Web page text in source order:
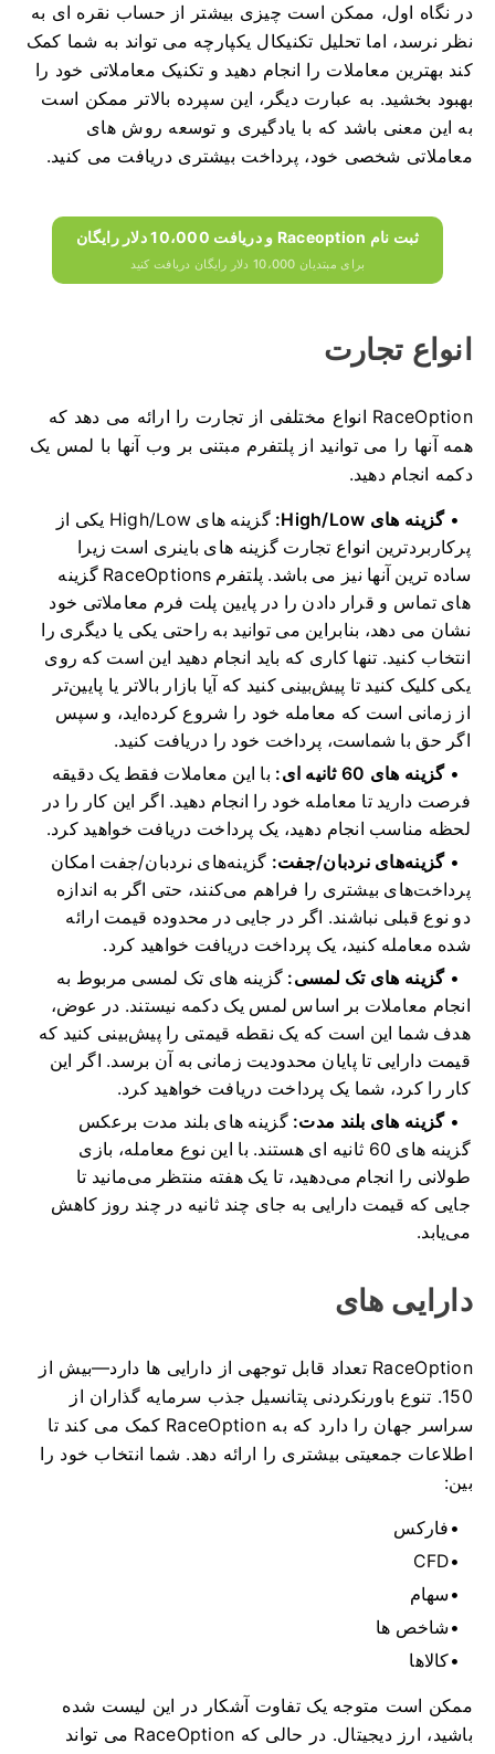
در نگاه اول، ممکن است چیزی بیشتر از حساب نقره ای به
نظر نرسد، اما تحلیل تکنیکال یکپارچه می تواند به شما کمک
کند بهترین معاملات را انجام دهید و تکنیک معاملاتی خود را
بهبود بخشید. به عبارت دیگر، این سپرده بالاتر ممکن است
به این معنی باشد که با یادگیری و توسعه روش های
معاملاتی شخصی خود، پرداخت بیشتری دریافت می کنید.
ثبت نام Raceoption و دریافت 10،000 دلار رایگان
برای مبتدیان 10،000 دلار رایگان دریافت کنید
انواع تجارت
RaceOption انواع مختلفی از تجارت را ارائه می دهد که
همه آنها را می توانید از پلتفرم مبتنی بر وب آنها با لمس یک
دکمه انجام دهید.
گزینه های High/Low:
گزینه های High/Low یکی از
پرکاربردترین انواع تجارت گزینه های باینری است زیرا
ساده ترین آنها نیز می باشد.
پلتفرم RaceOptions گزینه
های تماس و قرار دادن را در پایین پلت فرم معاملاتی خود
نشان می دهد، بنابراین می توانید به راحتی یکی یا دیگری را
انتخاب کنید. تنها کاری که باید انجام دهید این است که روی
یکی کلیک کنید تا پیش‌بینی کنید که آیا بازار بالاتر یا پایین‌تر
از زمانی است که معامله خود را شروع کرده‌اید، و سپس
اگر حق با شماست، پرداخت خود را دریافت کنید.
گزینه های 60 ثانیه ای:
با این معاملات فقط یک دقیقه
فرصت دارید تا معامله خود را انجام دهید. اگر این کار را در
لحظه مناسب انجام دهید، یک پرداخت دریافت خواهید کرد.
گزینه‌های نردبان/جفت: گزینه‌های نردبان/جفت امکان
پرداخت‌های بیشتری را فراهم می‌کنند، حتی اگر به اندازه
دو نوع قبلی نباشند. اگر در جایی در محدوده قیمت ارائه
شده معامله کنید، یک پرداخت دریافت خواهید کرد.
گزینه های تک لمسی: گزینه های تک لمسی مربوط به
انجام معاملات بر اساس لمس یک دکمه نیستند. در عوض،
هدف شما این است که یک نقطه قیمتی را پیش‌بینی کنید که
قیمت دارایی تا پایان محدودیت زمانی به آن برسد. اگر این
کار را کرد، شما یک پرداخت دریافت خواهید کرد.
گزینه های بلند مدت: گزینه های بلند مدت برعکس
گزینه های 60 ثانیه ای هستند.
با این نوع معامله، بازی
طولانی را انجام می‌دهید، تا یک هفته منتظر می‌مانید تا
جایی که قیمت دارایی به جای چند ثانیه در چند روز کاهش
می‌یابد.
دارایی های
RaceOption تعداد قابل توجهی از دارایی ها دارد—بیش از
150. تنوع باورنکردنی پتانسیل جذب سرمایه گذاران از
سراسر جهان را دارد که به RaceOption کمک می کند تا
اطلاعات جمعیتی بیشتری را ارائه دهد. شما انتخاب خود را
بین:
فارکس
CFD
سهام
شاخص ها
کالاها
ممکن است متوجه یک تفاوت آشکار در این لیست شده
باشید، ارز دیجیتال.
در حالی که RaceOption می تواند